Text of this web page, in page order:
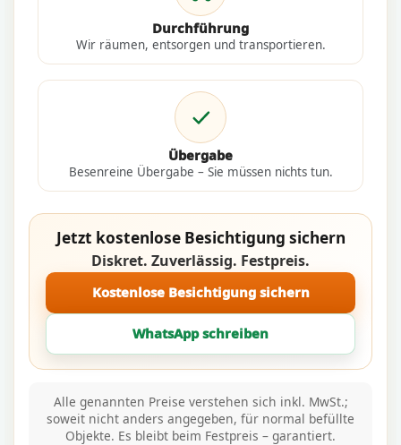
Durchführung
Wir räumen, entsorgen und transportieren.
Übergabe
Besenreine Übergabe – Sie müssen nichts tun.
Jetzt kostenlose Besichtigung sichern
Diskret. Zuverlässig. Festpreis.
Kostenlose Besichtigung sichern
WhatsApp schreiben
Alle genannten Preise verstehen sich inkl. MwSt.;
soweit nicht anders angegeben, für normal befüllte
Objekte. Es bleibt beim Festpreis – garantiert.